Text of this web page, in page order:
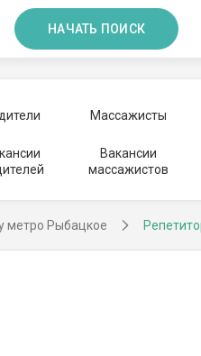
НАЧАТЬ ПОИСК
Массажисты
Вакансии
массажистов
метро Рыбацкое